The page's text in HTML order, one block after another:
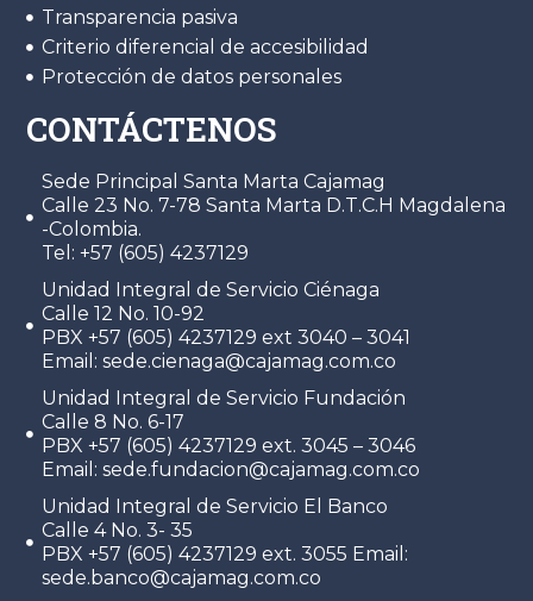
Transparencia pasiva
Criterio diferencial de accesibilidad
Protección de datos personales
CONTÁCTENOS
Sede Principal Santa Marta Cajamag
Calle 23 No. 7-78 Santa Marta D.T.C.H Magdalena
-Colombia.
Tel: +57 (605) 4237129
Unidad Integral de Servicio Ciénaga
Calle 12 No. 10-92
PBX +57 (605) 4237129 ext 3040 – 3041
Email: sede.cienaga@cajamag.com.co
Unidad Integral de Servicio Fundación
Calle 8 No. 6-17
PBX +57 (605) 4237129 ext. 3045 – 3046
Email: sede.fundacion@cajamag.com.co
Unidad Integral de Servicio El Banco
Calle 4 No. 3- 35
PBX +57 (605) 4237129 ext. 3055 Email:
sede.banco@cajamag.com.co